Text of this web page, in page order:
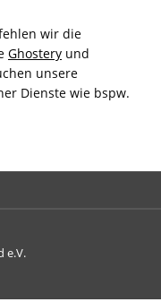
wir die
Ghostery und
unsere
Dienste wie bspw.
e.V.